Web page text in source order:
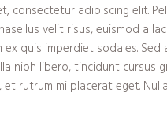
consectetur adipiscing elit.
velit risus, euismod a
ex quis imperdiet sodales.
nibh libero, tincidunt cursus
rutrum mi placerat eget.